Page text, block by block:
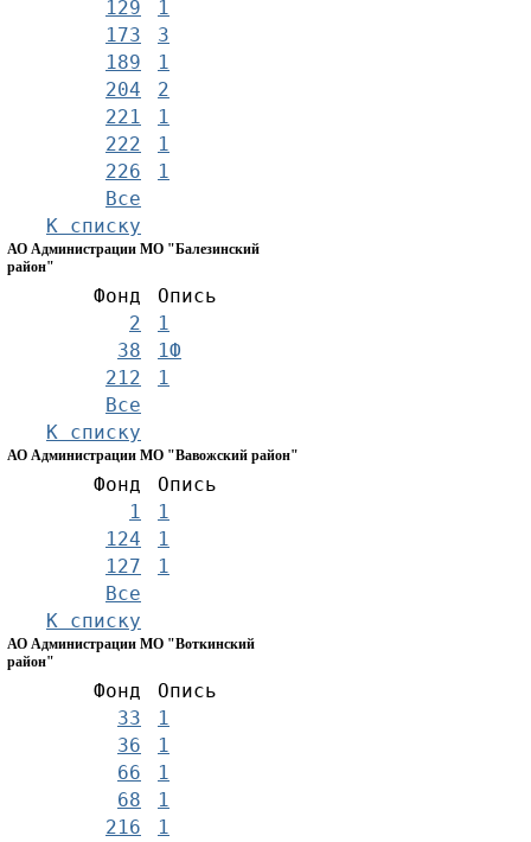
129
173
1
189
3
204
1
2
221
1
222
1
226
1
Все
К списку
АО Администрации МО "Балезинский
район"
Фонд
Опись
2
1
38
1Ф
212
1
Все
К списку
АО Администрации МО "Вавожский район"
Фонд
Опись
1
1
124
1
127
1
Все
К списку
АО Администрации МО "Воткинский
район"
Фонд
Опись
33
1
36
1
66
1
68
1
216
1